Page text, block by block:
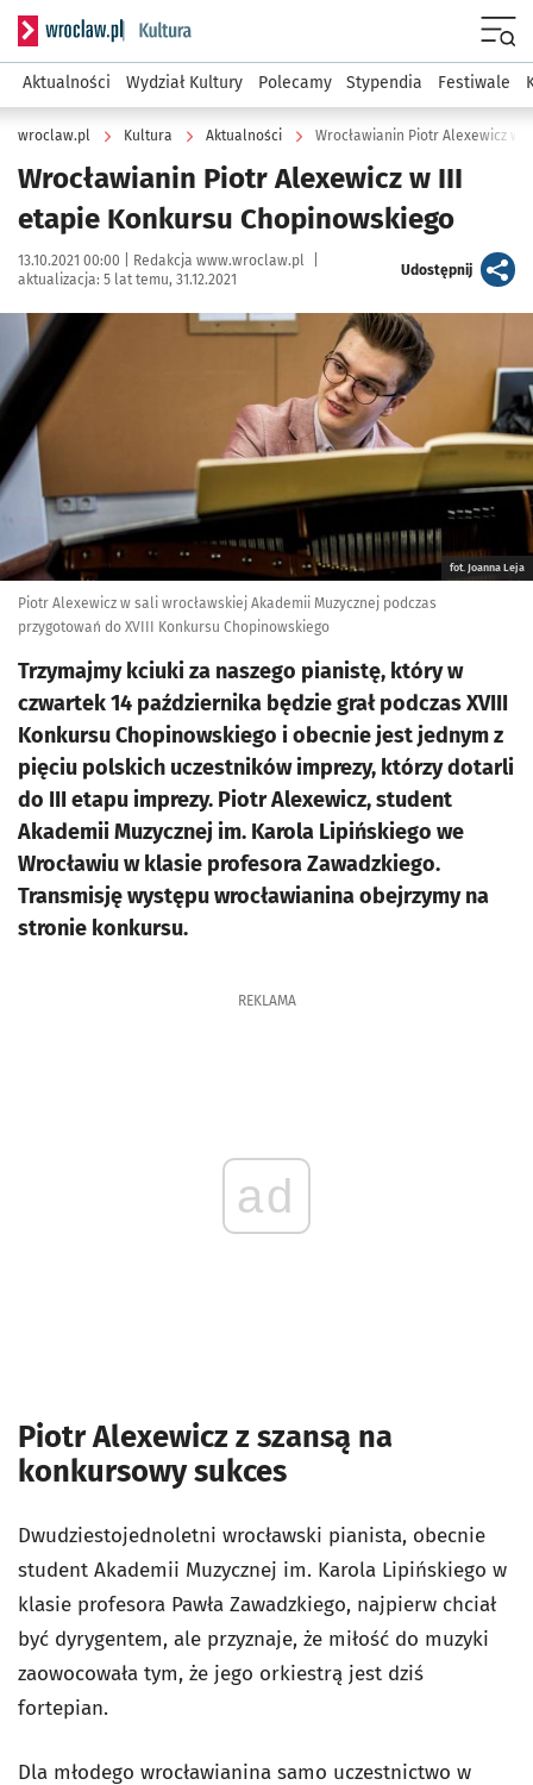
Serwis informacyjny wroclaw.pl podserwis: Kultura
Aktualności Wydział Kultury Polecamy Stypendia Festiwale
wroclaw.pl Kultura Aktualności Wrocławianin Piotr Alexewicz w
Wrocławianin Piotr Alexewicz w III
etapie Konkursu Chopinowskiego
Data publikacji:
13.10.2021 00:00 | Autor:
Redakcja www.wroclaw.pl
aktualizacja: 5 lat temu, 31.12.2021
Udostępnijartykuł
Kliknij, aby powiększyć
fot. Joanna Leja
Piotr Alexewicz w sali wrocławskiej Akademii Muzycznej podczas
przygotowań do XVIII Konkursu Chopinowskiego
Trzymajmy kciuki za naszego pianistę, który w
czwartek 14 października będzie grał podczas XVIII
Konkursu Chopinowskiego i obecnie jest jednym z
pięciu polskich uczestników imprezy, którzy dotarli
do III etapu imprezy. Piotr Alexewicz, student
Akademii Muzycznej im. Karola Lipińskiego we
Wrocławiu w klasie profesora Zawadzkiego.
Transmisję występu wrocławianina obejrzymy na
stronie konkursu.
REKLAMA
ad
Piotr Alexewicz z szansą na
konkursowy sukces
Dwudziestojednoletni wrocławski pianista, obecnie
student Akademii Muzycznej im. Karola Lipińskiego w
klasie profesora Pawła Zawadzkiego, najpierw chciał
być dyrygentem, ale przyznaje, że miłość do muzyki
zaowocowała tym, że jego orkiestrą jest dziś
fortepian.
Dla młodego wrocławianina samo uczestnictwo w